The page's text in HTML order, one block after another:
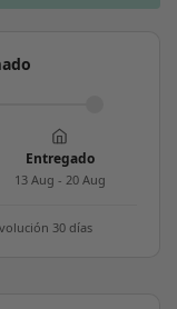
Entregado
13 Aug - 20 Aug
30 días